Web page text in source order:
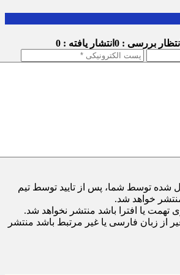
بررسی : 0 انتشار یافته : 0
شده توسط شما، پس از تایید توسط تیم
خواهد شد.
تهمت یا افترا باشد منتشر نخواهد شد.
از زبان فارسی یا غیر مرتبط باشد منتشر